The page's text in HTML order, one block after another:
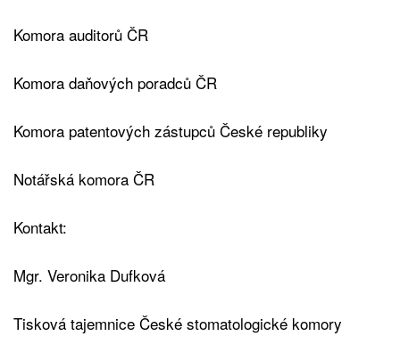
Komora auditorů ČR
Komora daňových poradců ČR
Komora patentových zástupců České republiky
Notářská komora ČR
Kontakt:
Mgr. Veronika Dufková
Tisková tajemnice České stomatologické komory